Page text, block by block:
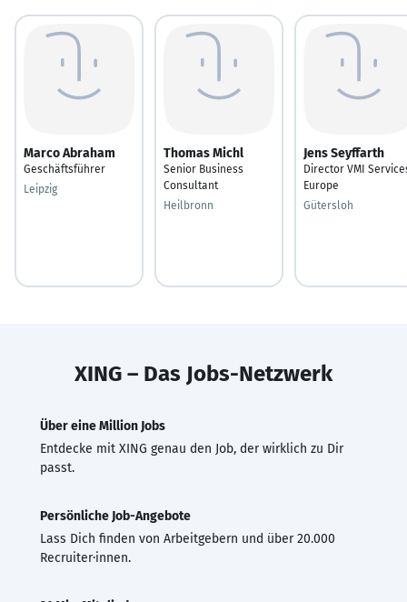
Marco Abraham
Geschäftsführer
Leipzig
Thomas Michl
Senior Business
Consultant
Heilbronn
Jens Seyffarth
Director VMI
Europe
Gütersloh
XING – Das Jobs-Netzwerk
Über eine Million Jobs
Entdecke mit XING genau den Job, der wirklich zu Dir
passt.
Persönliche Job-Angebote
Lass Dich finden von Arbeitgebern und über 20.000
Recruiter·innen.